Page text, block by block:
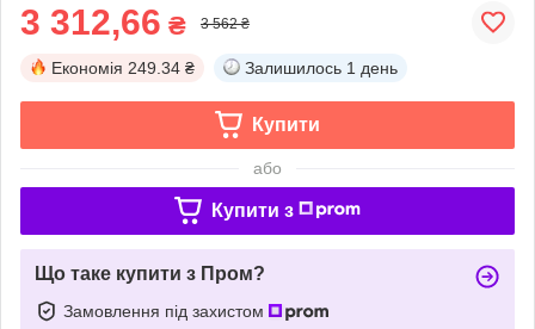
3 312,66 ₴ 3 562 ₴
Економія 249.34 ₴ Залишилось 1 день
Купити
або
Купити з
Що таке купити з Пром?
Замовлення під захистом